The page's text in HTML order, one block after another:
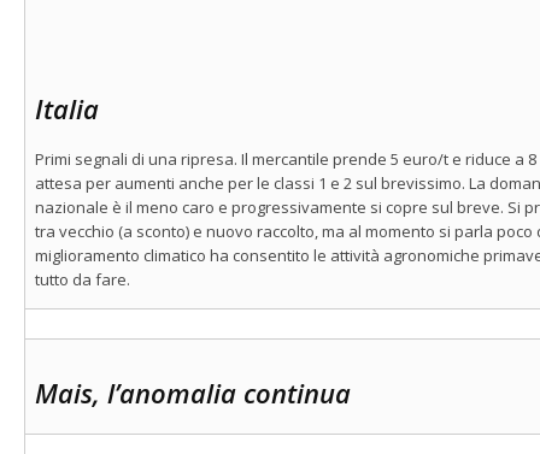
Italia
Primi segnali di una ripresa. Il mercantile prende 5 euro/t e riduce a
attesa per aumenti anche per le classi 1 e 2 sul brevissimo. La
nazionale è il meno caro e progressivamente si copre sul breve. Si
tra vecchio (a sconto) e nuovo raccolto, ma al momento si parla poco
miglioramento climatico ha consentito le attività agronomiche
tutto da fare.
Mais, l’anomalia continua